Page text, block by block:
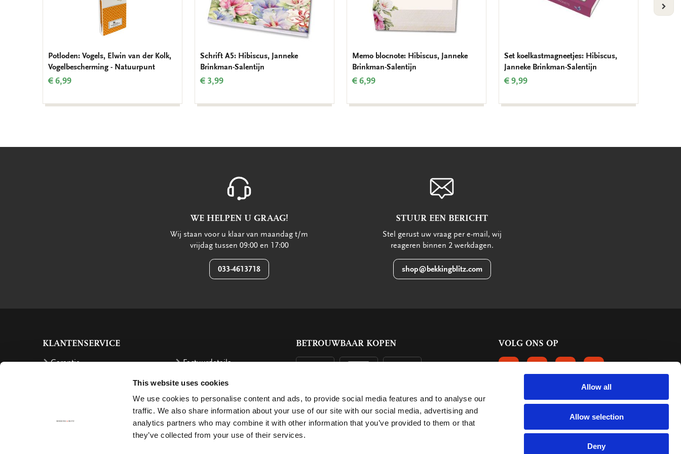
This website uses cookies
We use cookies to personalise content and ads, to provide social media features and to analyse our
traffic. We also share information about your use of our site with our social media, advertising and
analytics partners who may combine it with other information that you’ve provided to them or that
they’ve collected from your use of their services.
Allow all
Allow selection
Deny
Potloden: Vogels, Elwin van der Kolk,
Vogelbescherming - Natuurpunt
€ 6,99
Schrift A5: Hibiscus, Janneke
Brinkman-Salentijn
€ 3,99
Memo blocnote: Hibiscus, Janneke
Brinkman-Salentijn
€ 6,99
Set koelkastmagneetjes: Hibiscus,
Janneke Brinkman-Salentijn
€ 9,99
WE HELPEN U GRAAG!
Wij staan voor u klaar van maandag t/m
vrijdag tussen 09:00 en 17:00
033-4613718
STUUR EEN BERICHT
Stel gerust uw vraag per e-mail, wij
reageren binnen 2 werkdagen.
shop@bekkingblitz.com
KLANTENSERVICE
Garantie
Factuurdetails
Terugbetaling
Klachten
Annuleren
Contact
BETROUWBAAR KOPEN VOLG ONS OP
VOLGS ONS OP FACEBOOK
VOLG ONS OP INSTAGRAM
VOLG ONS OP LINKEDIN
VOLG ONS OP
KLANTBEOORDELINGEN